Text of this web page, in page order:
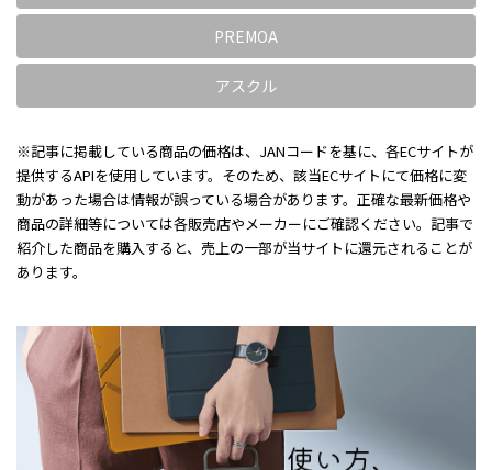
PREMOA
アスクル
※記事に掲載している商品の価格は、JANコードを基に、各ECサイトが
提供するAPIを使用しています。そのため、該当ECサイトにて価格に変
動があった場合は情報が誤っている場合があります。正確な最新価格や
商品の詳細等については各販売店やメーカーにご確認ください。記事で
紹介した商品を購入すると、売上の一部が当サイトに還元されることが
あります。